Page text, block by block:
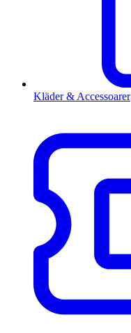
Kläder & Accessoarer